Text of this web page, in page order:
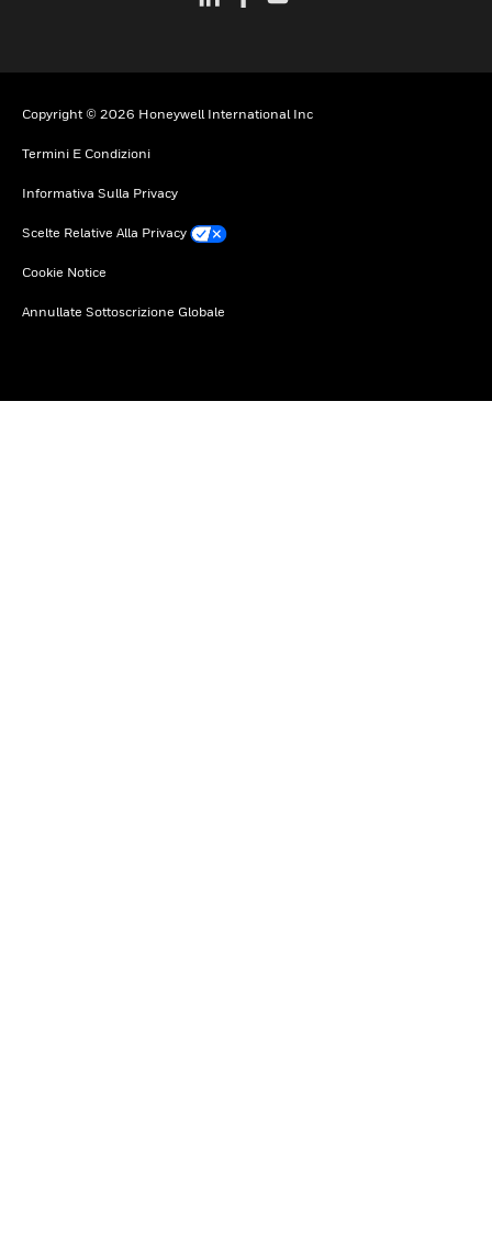
Copyright © 2026 Honeywell International Inc
Termini E Condizioni
Informativa Sulla Privacy
Scelte Relative Alla Privacy
Cookie Notice
Annullate Sottoscrizione Globale